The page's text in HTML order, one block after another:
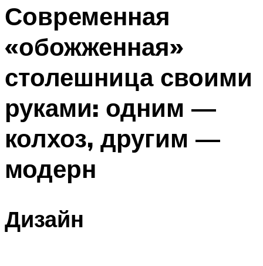
Меню
Современная
«обожженная»
столешница своими
руками: одним —
колхоз, другим —
модерн
Дизайн